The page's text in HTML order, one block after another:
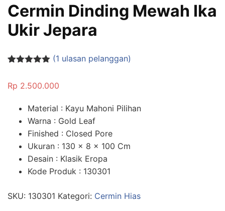
Cermin Dinding Mewah Ika
Ukir Jepara
berdasarka
(1 ulasan pelanggan)
Rp 2.500.000
Material : Kayu Mahoni Pilihan
Warna : Gold Leaf
Finished : Closed Pore
Ukuran : 130 x 8 x 100 Cm
Desain : Klasik Eropa
Kode Produk : 130301
SKU: 130301 Kategori: Cermin Hias